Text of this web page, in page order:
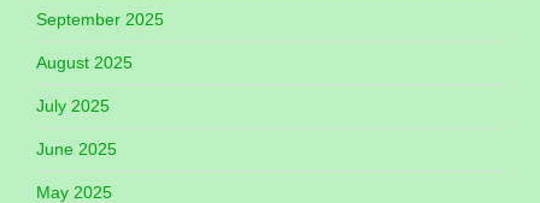
September 2025
August 2025
July 2025
June 2025
May 2025